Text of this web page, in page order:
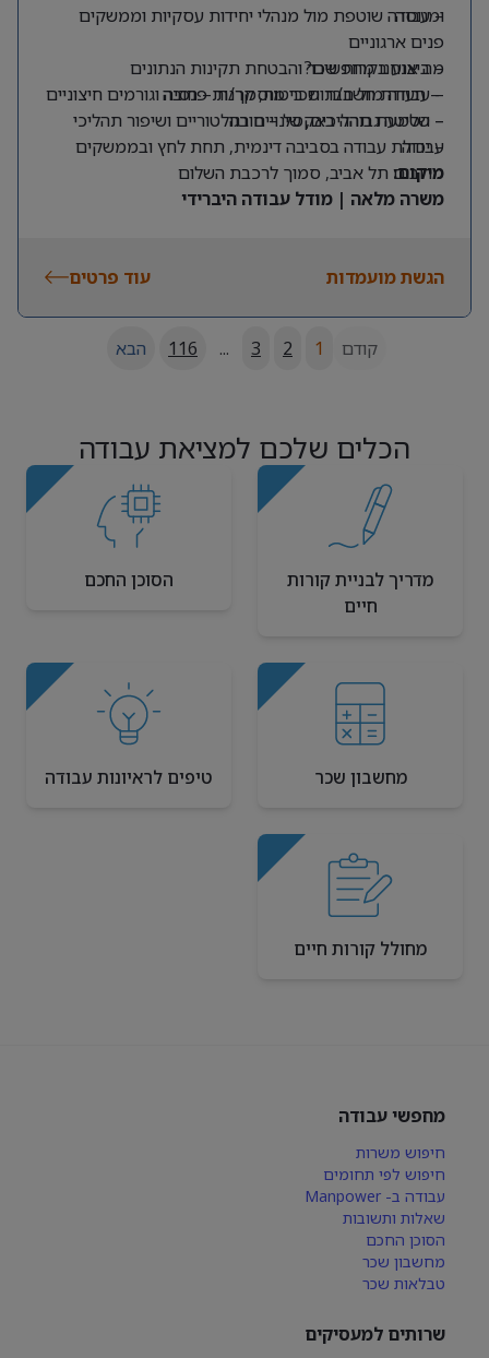
ומנוסה
– עבודה שוטפת מול מנהלי יחידות עסקיות וממשקים
פנים ארגוניים
– ביצוע בקרות שכר והבטחת תקינות הנתונים
– עבודה מול חברות ביטוח, קרנות פנסיה וגורמים חיצוניים
– הטמעת תהליכים, שינויים רגולטוריים ושיפור תהליכי
עבודה
מה אנחנו מחפשים?
– תעודת חשב/ת שכר מוסמך/ת – חובה
– שליטה גבוהה באקסל – חובה
– יכולת עבודה בסביבה דינמית, תחת לחץ ובממשקים
מרובים
מיקום: תל אביב, סמוך לרכבת השלום
משרה מלאה | מודל עבודה היברידי
הגשת מועמדות עוד פרטים
קודם 1
2
3
...
116 הבא
הכלים שלכם למציאת עבודה
מדריך לבניית קורות
חיים
הסוכן החכם
מחשבון שכר טיפים לראיונות עבודה
מחולל קורות חיים
מחפשי עבודה
חיפוש משרות
חיפוש לפי תחומים
עבודה ב- Manpower
שאלות ותשובות
הסוכן החכם
מחשבון שכר
טבלאות שכר
שרותים למעסיקים